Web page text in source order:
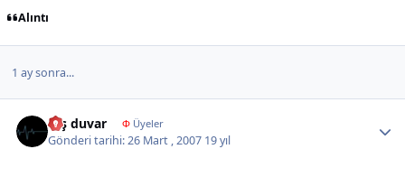
Alıntı
1 ay sonra...
taş duvar ΦÜyeler
Gönderi tarihi:26 Mart , 2007 19 yıl